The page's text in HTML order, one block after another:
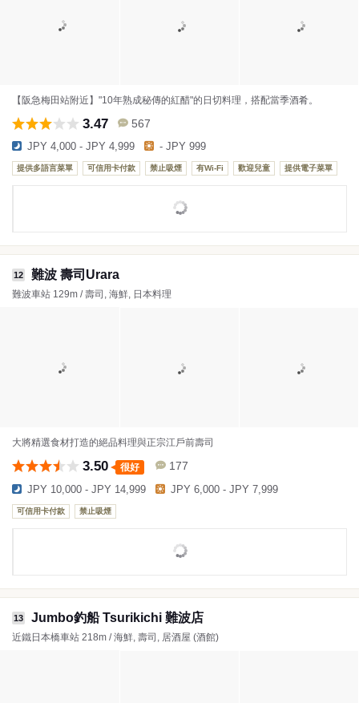
【阪急梅田站附近】"10年熟成秘傳的紅醋"的日切料理，搭配當季酒肴。
3.47 567
JPY 4,000 - JPY 4,999 - JPY 999
提供多語言菜單 可信用卡付款 禁止吸煙 有Wi-Fi 歡迎兒童 提供電子菜單
12 難波 壽司Urara
難波車站 129m / 壽司, 海鮮, 日本料理
大將精選食材打造的絕品料理與正宗江戶前壽司
3.50 很好 177
JPY 10,000 - JPY 14,999 JPY 6,000 - JPY 7,999
可信用卡付款 禁止吸煙
13 Jumbo釣船 Tsurikichi 難波店
近鐵日本橋車站 218m / 海鮮, 壽司, 居酒屋 (酒館)